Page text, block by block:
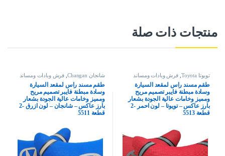
منتجات ذات صلة
تويوتا Toyota فرش وبادات ومساند
طقم مسند راس لمقعد السيارة
وسادة مبطنة فايبر تصميم مريح
ومميز وخامات عالية الجودة بشعار
بارز عاكس – تويوتا – لون احمر -2
قطعة 5513
شانجان Changan فرش وبادات ومساند
طقم مسند راس لمقعد السيارة
وسادة مبطنة فايبر تصميم مريح
ومميز وخامات عالية الجودة بشعار
بارز عاكس – شانجان – لون ازرق -2
قطعة 5511